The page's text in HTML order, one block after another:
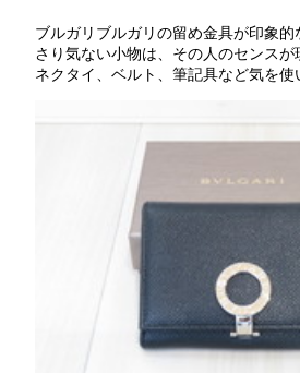
ブルガリブルガリの留め金具が印象的
さり気ない小物は、その人のセンスが
ネクタイ、ベルト、筆記具など気を使